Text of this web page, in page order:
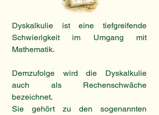
Dyskalkulie ist eine tiefgreifende
Schwierigkeit im Umgang mit
Mathematik.
Demzufolge wird die Dyskalkulie
auch als Rechenschwäche
bezeichnet.
Sie gehört zu den sogenannten